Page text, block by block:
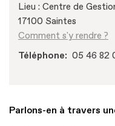
Lieu : Centre de
17100 Saintes
Comment s'y rendre ?
Téléphone
05 46 82
Parlons-en à travers